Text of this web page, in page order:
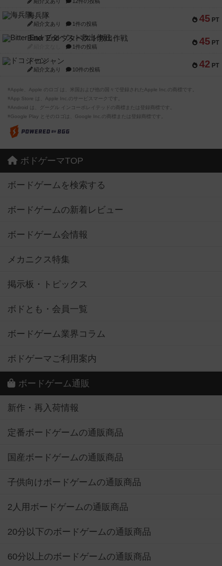
45 PT
海兵隊
紹介文あり 1件の投稿
45 PT
Bitter End ブタペスト救出作戦
1件の投稿
42 PT
ドコジャン
紹介文あり 10件の投稿
※Apple、Apple のロゴ は、米国および他の国々で登録されたApple Inc.の商標です。
※App Store は、Apple Inc.のサービスマークです。
※Android は、グーグル インコーポレイテッドの商標または登録商標です。
※Google Play とそのロゴは、Google Inc.の商標または登録商標です。
ボドゲーマTOP
ボードゲームを検索する
ボードゲームの新着レビュー
ボードゲーム会情報
メカニクス特集
掲示板・トピックス
ボドとも・会員一覧
ボードゲーム業界コラム
ボドゲーマご利用案内
ボードゲーム通販
新作・再入荷情報
定番ボードゲームの通販商品
国産ボードゲームの通販商品
子供向けボードゲームの通販商品
2人用ボードゲームの通販商品
20分以下のボードゲームの通販商品
60分以上のボードゲームの通販商品